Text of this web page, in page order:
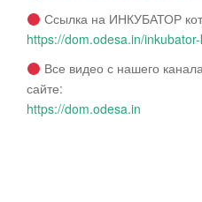
Ссылка на ИНКУБАТОР
https://dom.odesa.in/
Все видео с нашего
сайте:
https://dom.odesa.in